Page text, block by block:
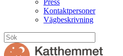
Press
Kontaktpersoner
Vägbeskrivning